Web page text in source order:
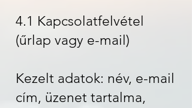
4.1 Kapcsolatfelvétel
(űrlap vagy e-mail)
Kezelt adatok: név, e-mail
cím, üzenet tartalma,